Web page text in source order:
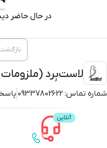
در حال حاضر
لاست‌بِرد
شماره تماس: 09337802622